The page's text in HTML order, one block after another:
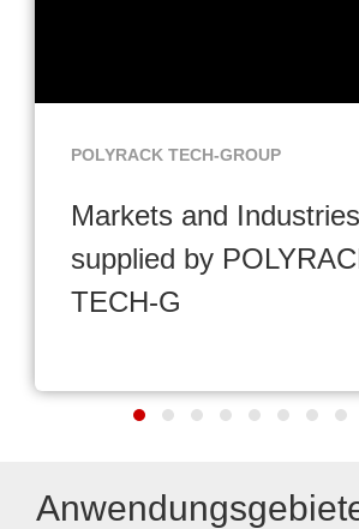
POLYRACK TECH-GROUP
Markets and Industries
supplied by
TECH-G